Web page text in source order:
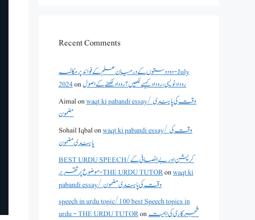
Recent Comments
دو دوستوں کے درمیان علم کے فوائد پر مکالمہ - July
2024onروداد نویسی ،روداد کیسے لکھیں؟ روداد لکھنے کے اصول
Aimalonwaqt ki pabandi essay/ وقت کی پابندی
مضمون
Sohail Iqbalonwaqt ki pabandi essay/ وقت کی
پابندی مضمون
BEST URDU SPEECH/کرپشن اور بے انصافی کے
موضوع پر تقریر - THE URDU TUTORonwaqt ki
pabandi essay/ وقت کی پابندی مضمون
speech in urdu topic/100 best Speech topics in
urdu - THE URDU TUTORonشجرکاری کی اہمیت